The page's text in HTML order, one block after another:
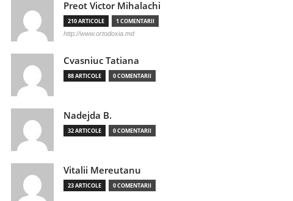
Preot Victor Mihalachi
210 ARTICOLE 1 COMENTARII
http://www.ortodoxia.md
Cvasniuc Tatiana
88 ARTICOLE 0 COMENTARII
Nadejda B.
32 ARTICOLE 0 COMENTARII
Vitalii Mereutanu
23 ARTICOLE 0 COMENTARII